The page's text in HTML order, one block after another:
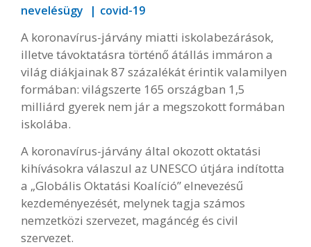
nevelésügy covid-19
A koronavírus-járvány miatti iskolabezárások,
illetve távoktatásra történő átállás immáron a
világ diákjainak 87 százalékát érintik valamilyen
formában: világszerte 165 országban 1,5
milliárd gyerek nem jár a megszokott formában
iskolába.
A koronavírus-járvány által okozott oktatási
kihívásokra válaszul az UNESCO útjára indította
a „Globális Oktatási Koalíció” elnevezésű
kezdeményezését, melynek tagja számos
nemzetközi szervezet, magáncég és civil
szervezet.